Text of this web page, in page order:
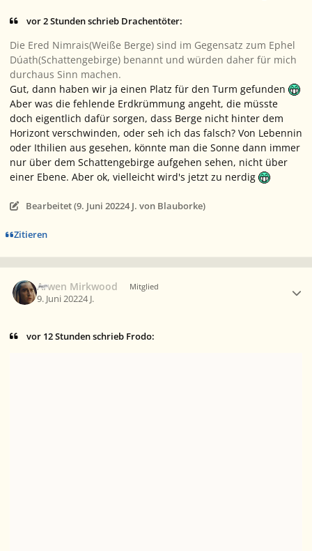
vor 2 Stunden schrieb Drachentöter:
Die Ered Nimrais(Weiße Berge) sind im Gegensatz zum Ephel
Dúath(Schattengebirge) benannt und würden daher für mich
durchaus Sinn machen.
Gut, dann haben wir ja einen Platz für den Turm gefunden
Aber was die fehlende Erdkrümmung angeht, die müsste
doch eigentlich dafür sorgen, dass Berge nicht hinter dem
Horizont verschwinden, oder seh ich das falsch? Von Lebennin
oder Ithilien aus gesehen, könnte man die Sonne dann immer
nur über dem Schattengebirge aufgehen sehen, nicht über
einer Ebene. Aber ok, vielleicht wird's jetzt zu nerdig
Bearbeitet (9. Juni 20224 J. von Blauborke)
Zitieren
Arwen Mirkwood Mitglied
9. Juni 20224 J.
vor 12 Stunden schrieb Frodo: